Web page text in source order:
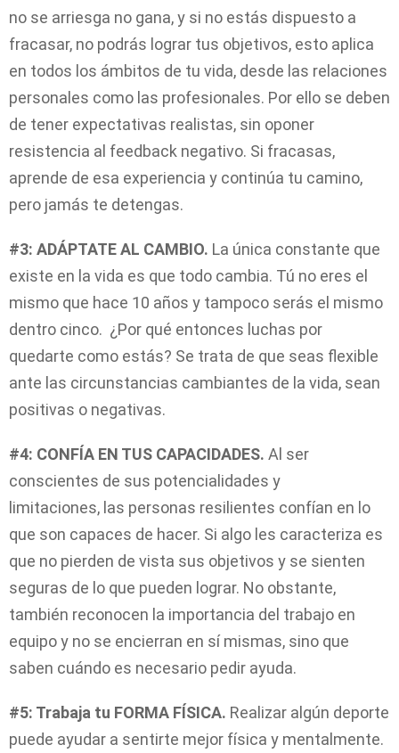
no se arriesga no gana, y si no estás dispuesto a
fracasar, no podrás lograr tus objetivos, esto aplica
en todos los ámbitos de tu vida, desde las relaciones
personales como las profesionales. Por ello se deben
de tener expectativas realistas, sin oponer
resistencia al feedback negativo. Si fracasas,
aprende de esa experiencia y continúa tu camino,
pero jamás te detengas.
#3: ADÁPTATE AL CAMBIO. La única constante que
existe en la vida es que todo cambia. Tú no eres el
mismo que hace 10 años y tampoco serás el mismo
dentro cinco. ¿Por qué entonces luchas por
quedarte como estás? Se trata de que seas flexible
ante las circunstancias cambiantes de la vida, sean
positivas o negativas.
#4: CONFÍA EN TUS CAPACIDADES. Al ser
conscientes de sus potencialidades y
limitaciones, las personas resilientes confían en lo
que son capaces de hacer. Si algo les caracteriza es
que no pierden de vista sus objetivos y se sienten
seguras de lo que pueden lograr. No obstante,
también reconocen la importancia del trabajo en
equipo y no se encierran en sí mismas, sino que
saben cuándo es necesario pedir ayuda.
#5: Trabaja tu FORMA FÍSICA. Realizar algún deporte
puede ayudar a sentirte mejor física y mentalmente.